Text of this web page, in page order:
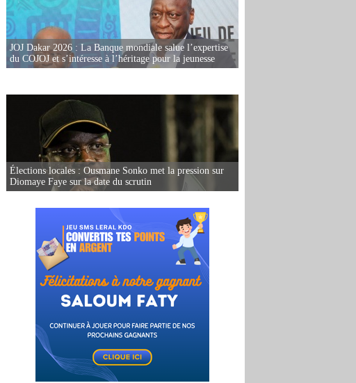
JOJ Dakar 2026 : La Banque mondiale salue l’expertise
du COJOJ et s’intéresse à l’héritage pour la jeunesse
Élections locales : Ousmane Sonko met la pression sur
Diomaye Faye sur la date du scrutin